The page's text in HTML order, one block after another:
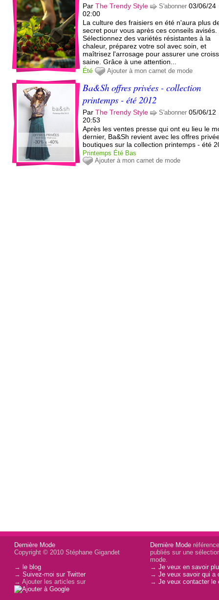
ParThe Trendy Style S'abonner 03/06/24
02:00
La culture des fraisiers en été n'aura plus
secret pour vous après ces conseils avisés.
Sélectionnez des variétés résistantes à la
chaleur, préparez votre sol avec soin, et
maîtrisez l'arrosage pour assurer une
saine. Grâce à une attention...
Été
Ajouter à mon carnet de mode
Ba&Sh offres privées - collection
printemps - été 2012
ParThe Trendy Style S'abonner 05/06/12
20:53
Après les ventes presse qui ont eu lieu le
dernier, Ba&Sh revient avec les offres
boutiques sur la collection printemps - été
Printemps Été Bas
Ajouter à mon carnet de mode
Dernière Mode
Copyright © 2010 Stéphane Gigandet
→le blog
→Suivez-moi sur Twitter
→ Ajouter les articles sur
Dernière Mode
publiés sur une
mode.
→Je veux en savoir
→Je veux savoir qui a
→Je veux contacter le